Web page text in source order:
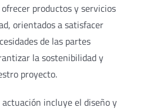
productos y servicios
orientados a satisfacer
de las partes
la sostenibilidad y
proyecto.
incluye el diseño y